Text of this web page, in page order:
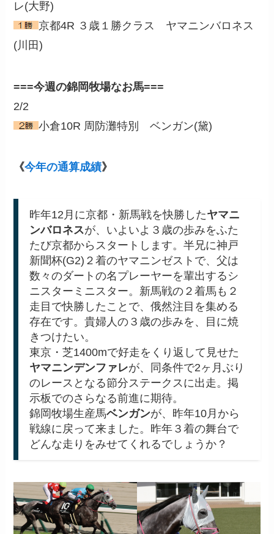
レ(大野)
京都4R ３歳１勝クラス ヤマニンバロネス
(川田)
===今週の錦岡牧場なお馬===
2/2
小倉10R 周防灘特別 ベンガン(黛)
《今年の通算成績》
昨年12月に京都・新馬戦を快勝したヤマニ
ンバロネスが、いよいよ３歳の歩みをふた
たび京都からスタートします。半兄に神戸
新聞杯(G2)２着のヤマニンゼストで、父は
数々のダートの名プレーヤーを輩出するシ
ニスターミニスター。新馬戦の２着馬も２
走目で快勝したことで、俄然注目を集める
存在です。貴婦人の３歳の歩みを、目に焼
きつけたい。
東京・芝1400mで好走をくり返して見せた
ヤマニンデンファレが、同条件で2ヶ月ぶり
のレースとなる節分ステークスに出走。掲
示板でのさらなる前進に期待。
錦岡牧場生産馬ベンガンが、昨年10月から
戦線に戻って来ました。昨年３着の舞台で
どんな走りをみせてくれるでしょうか？